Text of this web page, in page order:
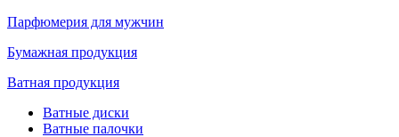
Парфюмерия для мужчин
Бумажная продукция
Ватная продукция
Ватные диски
Ватные палочки